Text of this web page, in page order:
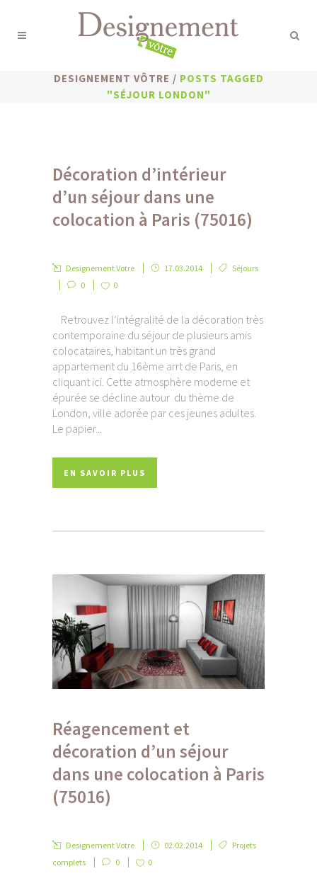
DESIGNEMENT VÔTRE / POSTS TAGGED
"SÉJOUR LONDON"
Décoration d’intérieur
d’un séjour dans une
colocation à Paris (75016)
Designement Votre 17.03.2014
Séjours
0
0
Retrouvez l’intégralité de la décoration très
contemporaine du séjour de plusieurs amis
colocataires, habitant un très grand
appartement du 16ème arrt de Paris, en
cliquant ici. Cette atmosphère moderne et
épurée se décline autour du thème de
London, ville adorée par ces jeunes adultes.
Le papier...
EN SAVOIR PLUS
Réagencement et
décoration d’un séjour
dans une colocation à Paris
(75016)
Designement Votre 02.02.2014
Projets
complets
0 0